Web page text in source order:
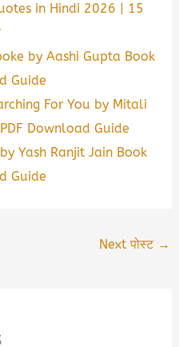
in Hindi 2026 | 15
by Aashi Gupta Book
Guide
For You by Mitali
Download Guide
Yash Ranjit Jain Book
Guide
Next पोस्ट →